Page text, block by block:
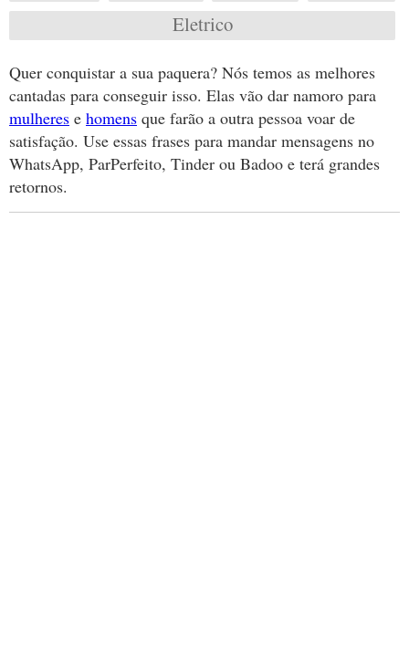
Eletrico
Quer conquistar a sua paquera? Nós temos as melhores
cantadas para conseguir isso. Elas vão dar namoro para
mulheres e homens que farão a outra pessoa voar de
satisfação. Use essas frases para mandar mensagens no
WhatsApp, ParPerfeito, Tinder ou Badoo e terá grandes
retornos.